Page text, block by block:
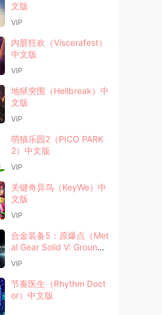
文版
VIP
内脏狂欢（Viscerafest）
中文版
VIP
地狱突围（Hellbreak）中
文版
VIP
萌猫乐园2（PICO PARK
2）中文版
VIP
关键奇异鸟（KeyWe）中
文版
VIP
合金装备5：原爆点（Met
al Gear Solid V: Ground
Zeroes）中文版
VIP
节奏医生（Rhythm Doct
or）中文版